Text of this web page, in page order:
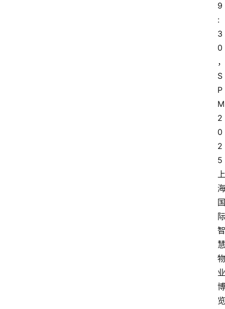
9
:
3
0
，
S
P
M
2
0
2
5
上
海
国
际
智
慧
物
业
博
览